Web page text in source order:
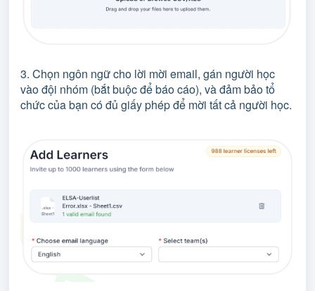
3. Chọn ngôn ngữ cho lời mời email, gán người học
vào đội nhóm (bắt buộc để báo cáo), và đảm bảo tổ
chức của bạn có đủ giấy phép để mời tất cả người học.